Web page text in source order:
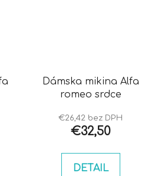
Dámska mikina Alfa
romeo srdce
€26,42 bez DPH
€32,50
DETAIL